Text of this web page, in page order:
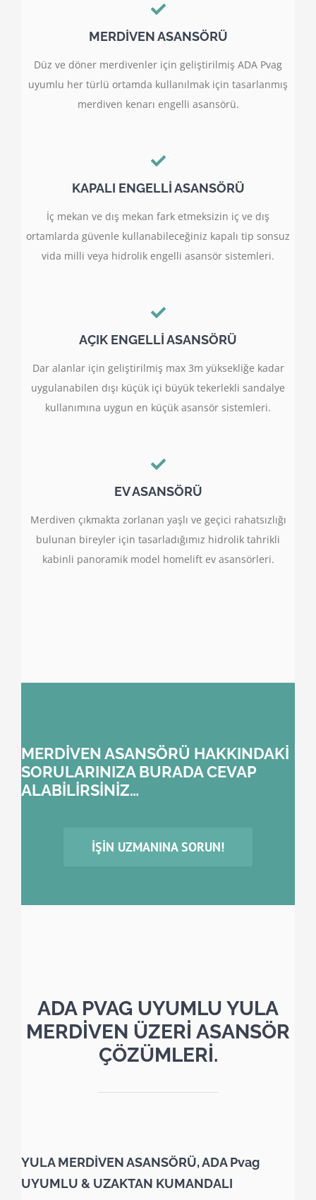
MERDİVEN ASANSÖRÜ
Düz ve döner merdivenler için geliştirilmiş ADA Pvag
uyumlu her türlü ortamda kullanılmak için tasarlanmış
merdiven kenarı engelli asansörü.
KAPALI ENGELLİ ASANSÖRÜ
İç mekan ve dış mekan fark etmeksizin iç ve dış
ortamlarda güvenle kullanabileceğiniz kapalı tip sonsuz
vida milli veya hidrolik engelli asansör sistemleri.
AÇIK ENGELLİ ASANSÖRÜ
Dar alanlar için geliştirilmiş max 3m yüksekliğe kadar
uygulanabilen dışı küçük içi büyük tekerlekli sandalye
kullanımına uygun en küçük asansör sistemleri.
EV ASANSÖRÜ
Merdiven çıkmakta zorlanan yaşlı ve geçici rahatsızlığı
bulunan bireyler için tasarladığımız hidrolik tahrikli
kabinli panoramik model homelift ev asansörleri.
MERDİVEN ASANSÖRÜ HAKKINDAKİ
SORULARINIZA BURADA CEVAP
ALABİLİRSİNİZ…
İŞIN UZMANINA SORUN!
ADA PVAG UYUMLU YULA
MERDİVEN ÜZERİ ASANSÖR
ÇÖZÜMLERİ.
YULA MERDİVEN ASANSÖRÜ, ADA Pvag
UYUMLU & UZAKTAN KUMANDALI